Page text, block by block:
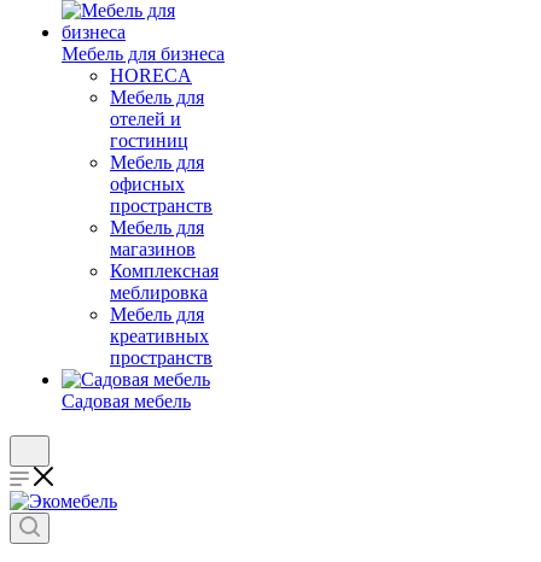
Мебель для бизнеса
HORECA
Мебель для
отелей и
гостиниц
Мебель для
офисных
пространств
Мебель для
магазинов
Комплексная
меблировка
Мебель для
креативных
пространств
Садовая мебель